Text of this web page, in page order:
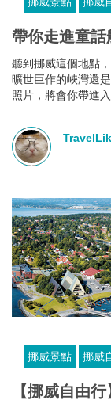
帶你走進童
聽到挪威這個地點
曠世巨作的峽灣還
照片，將會你帶進
挪威景點 挪威
【挪威自由